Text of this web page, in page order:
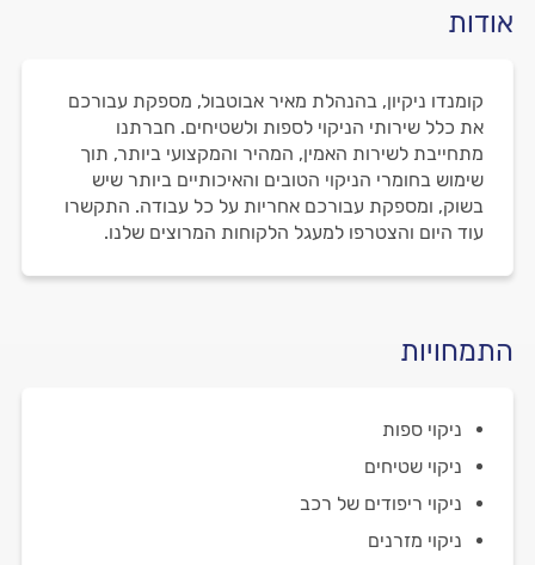
אודות
קומנדו ניקיון, בהנהלת מאיר אבוטבול, מספקת עבורכם
את כלל שירותי הניקוי לספות ולשטיחים. חברתנו
מתחייבת לשירות האמין, המהיר והמקצועי ביותר, תוך
שימוש בחומרי הניקוי הטובים והאיכותיים ביותר שיש
בשוק, ומספקת עבורכם אחריות על כל עבודה. התקשרו
עוד היום והצטרפו למעגל הלקוחות המרוצים שלנו.
התמחויות
ניקוי ספות
ניקוי שטיחים
ניקוי ריפודים של רכב
ניקוי מזרנים